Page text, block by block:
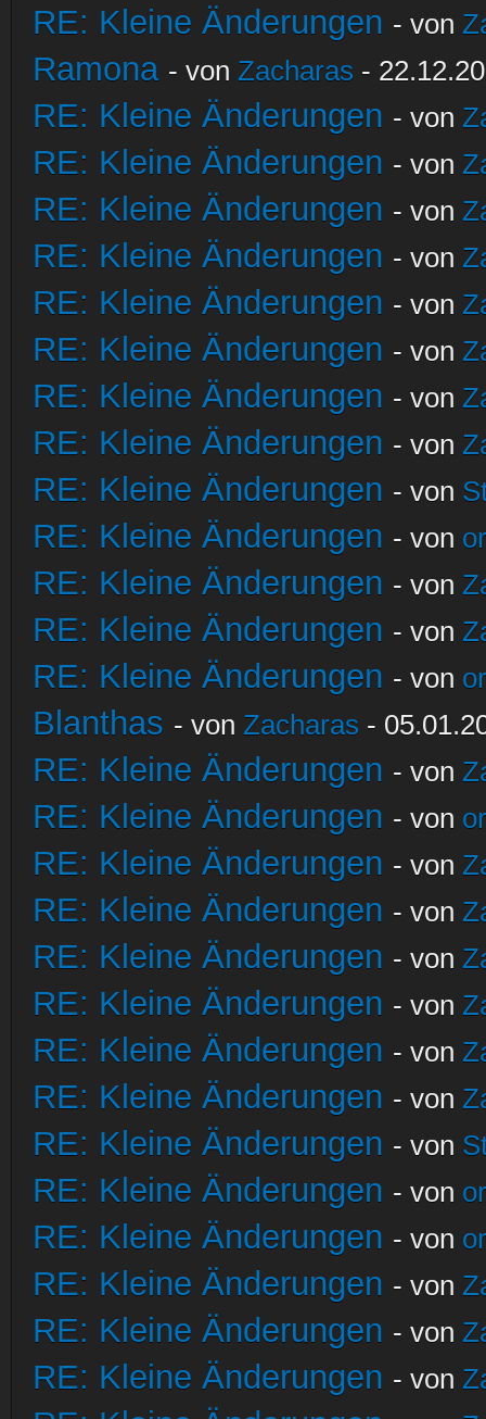
RE: Kleine Änderungen - von
Ramona - von Zacharas -
RE: Kleine Änderungen - von
RE: Kleine Änderungen - von
RE: Kleine Änderungen - von
RE: Kleine Änderungen - von
RE: Kleine Änderungen - von
RE: Kleine Änderungen - von
RE: Kleine Änderungen - von
RE: Kleine Änderungen - von
RE: Kleine Änderungen - von
RE: Kleine Änderungen - von
RE: Kleine Änderungen - von
RE: Kleine Änderungen - von
RE: Kleine Änderungen - von
Blanthas - von Zacharas -
RE: Kleine Änderungen - von
RE: Kleine Änderungen - von
RE: Kleine Änderungen - von
RE: Kleine Änderungen - von
RE: Kleine Änderungen - von
RE: Kleine Änderungen - von
RE: Kleine Änderungen - von
RE: Kleine Änderungen - von
RE: Kleine Änderungen - von
RE: Kleine Änderungen - von
RE: Kleine Änderungen - von
RE: Kleine Änderungen - von
RE: Kleine Änderungen - von
RE: Kleine Änderungen - von